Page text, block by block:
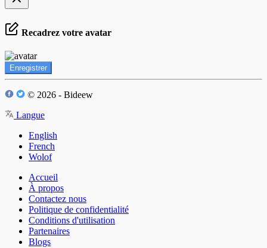
Recadrez votre avatar
Enregistrer
© 2026 - Bideew
Langue
English
French
Wolof
Accueil
À propos
Contactez nous
Politique de confidentialité
Conditions d'utilisation
Partenaires
Blogs